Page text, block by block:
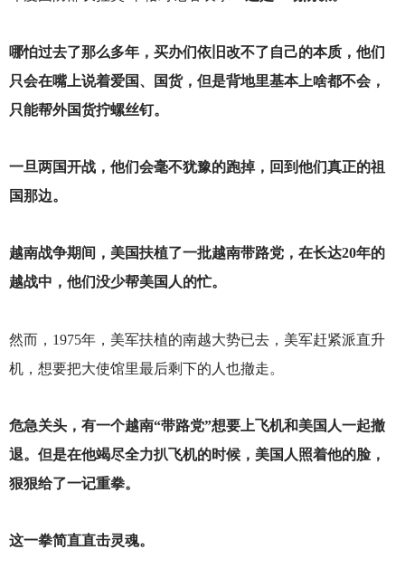
哪怕过去了那么多年，买办们依旧改不了自己的本质，他们
只会在嘴上说着爱国、国货，但是背地里基本上啥都不会，
只能帮外国货拧螺丝钉。
一旦两国开战，他们会毫不犹豫的跑掉，回到他们真正的祖
国那边。
越南战争期间，美国扶植了一批越南带路党，在长达20年的
越战中，他们没少帮美国人的忙。
然而，1975年，美军扶植的南越大势已去，美军赶紧派直升
机，想要把大使馆里最后剩下的人也撤走。
危急关头，有一个越南“带路党”想要上飞机和美国人一起撤
退。但是在他竭尽全力扒飞机的时候，美国人照着他的脸，
狠狠给了一记重拳。
这一拳简直直击灵魂。